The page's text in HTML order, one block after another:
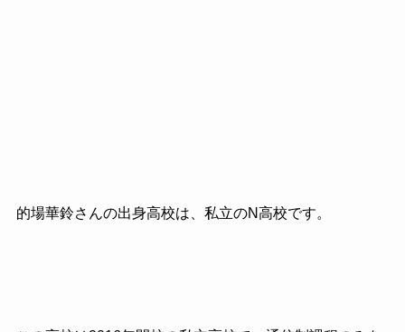
的場華鈴さんの出身高校は、私立のN高校です。